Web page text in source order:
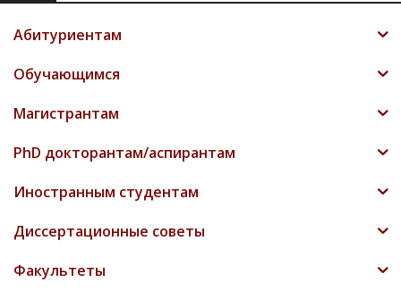
Абитуриентам
Обучающимся
Магистрантам
PhD докторантам/аспирантам
Иностранным студентам
Диссертационные советы
Факультеты